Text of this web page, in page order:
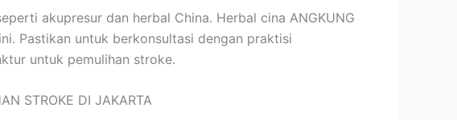
akupresur dan herbal China. Herbal cina ANGKUNG
Pastikan untuk berkonsultasi dengan praktisi
untuk pemulihan stroke.